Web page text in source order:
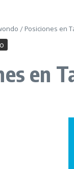
/ Posiciones en
en